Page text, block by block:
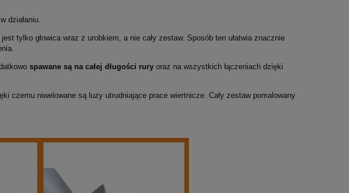
działaniu.
tylko głowica wraz z urobkiem, a nie cały zestaw. Sposób ten ułatwia znacznie
spawane są na całej długości rury oraz na wszystkich łączeniach dzięki
czemu niwelowane są luzy utrudniające prace wiertnicze. Cały zestaw pomalowany